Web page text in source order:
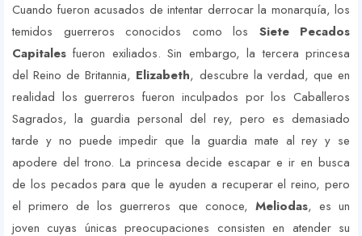
Cuando fueron acusados de intentar derrocar la monarquía, los
temidos guerreros conocidos como los Siete Pecados
Capitales fueron exiliados. Sin embargo, la tercera princesa
del Reino de Britannia, Elizabeth, descubre la verdad, que en
realidad los guerreros fueron inculpados por los Caballeros
Sagrados, la guardia personal del rey, pero es demasiado
tarde y no puede impedir que la guardia mate al rey y se
apodere del trono. La princesa decide escapar e ir en busca
de los pecados para que le ayuden a recuperar el reino, pero
el primero de los guerreros que conoce, Meliodas, es un
joven cuyas únicas preocupaciones consisten en atender su